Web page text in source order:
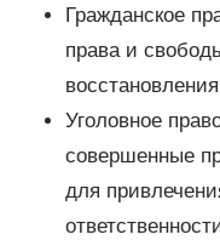
Гражданское
права и
Уголовное
совершенные
для